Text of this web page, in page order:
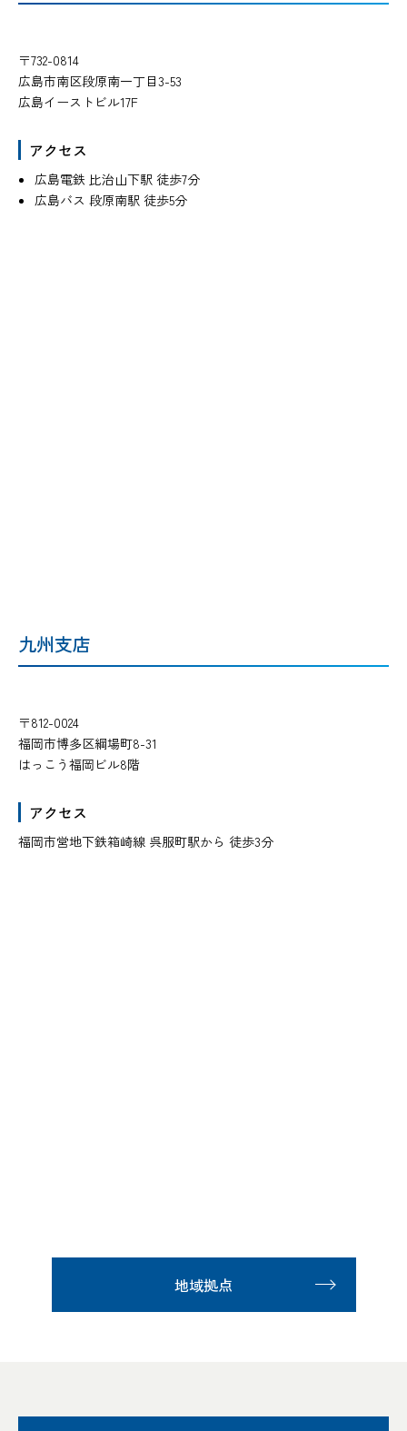
〒732-0814
広島市南区段原南一丁目3-53
広島イーストビル17F
アクセス
広島電鉄 比治山下駅 徒歩7分
広島バス 段原南駅 徒歩5分
九州支店
〒812-0024
福岡市博多区綱場町8-31
はっこう福岡ビル8階
アクセス
福岡市営地下鉄箱崎線 呉服町駅から 徒歩3分
地域拠点